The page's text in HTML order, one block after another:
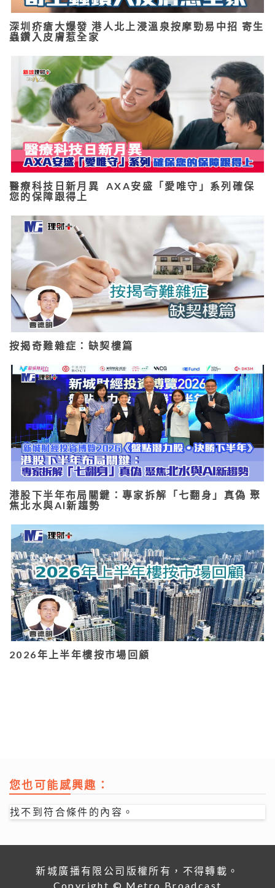
深圳疥瘡大爆發 港人北上浸溫泉按摩勁易中招 寄生
蟲鑽入皮膚惹全家
醫療科技日新月異 AXA安盛「愛唯守」系列確保
您的保障跟得上
按揭奇難雜症：缺契樓篇
港股下半年布局關鍵：專家拆解「七翻身」真偽 聚
焦北水與AI新趨勢
2026年上半年樓按市場回顧
您也可能感興趣：
找不到符合條件的內容。
新城廣播有限公司版權所有，不得轉載。
Copyright © Metro Broadcast